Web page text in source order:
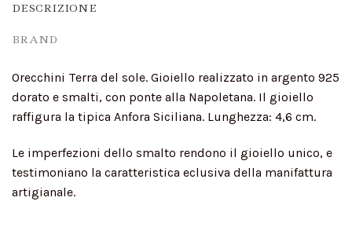
DESCRIZIONE
BRAND
Orecchini Terra del sole. Gioiello realizzato in argento 925
dorato e smalti, con ponte alla Napoletana. Il gioiello
raffigura la tipica Anfora Siciliana. Lunghezza: 4,6 cm.
Le imperfezioni dello smalto rendono il gioiello unico, e
testimoniano la caratteristica eclusiva della manifattura
artigianale.